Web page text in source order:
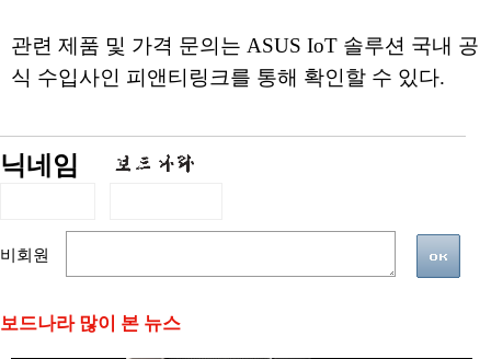
관련 제품 및 가격 문의는 ASUS IoT 솔루션 국내 공
식 수입사인 피앤티링크를 통해 확인할 수 있다.
닉네임
비회원
보드나라 많이 본 뉴스